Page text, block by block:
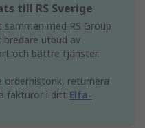
till RS Sverige
med RS Group
utbud av
och bättre tjänster.
orderhistorik, returnera
fakturor i ditt Elfa-